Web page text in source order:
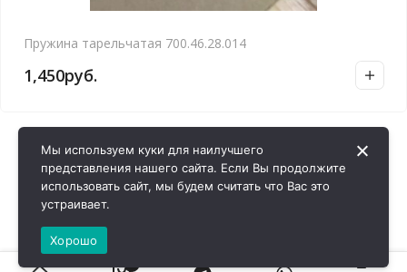
Пружина тарельчатая 700.46.28.014
1,450руб.
Мы используем куки для наилучшего
представления нашего сайта. Если Вы продолжите
использовать сайт, мы будем считать что Вас это
устраивает.
Хорошо